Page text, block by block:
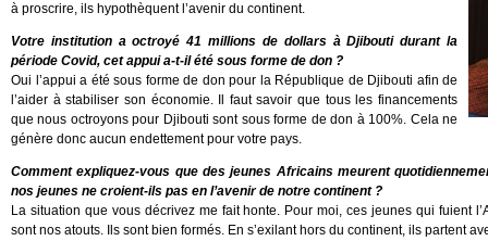
à proscrire, ils hypothèquent l’avenir du continent.
Votre institution a octroyé 41 millions de dollars à Djibouti durant la
période Covid, cet appui a-t-il été sous forme de don ?
Oui l’appui a été sous forme de don pour la République de Djibouti afin de
l’aider à stabiliser son économie. Il faut savoir que tous les financements
que nous octroyons pour Djibouti sont sous forme de don à 100%. Cela ne
génère donc aucun endettement pour votre pays.
Comment expliquez-vous que des jeunes Africains meurent
nos jeunes ne croient-ils pas en l’avenir de notre continent ?
La situation que vous décrivez me fait honte. Pour moi, ces jeunes qui fuient
sont nos atouts. Ils sont bien formés. En s’exilant hors du continent, ils partent